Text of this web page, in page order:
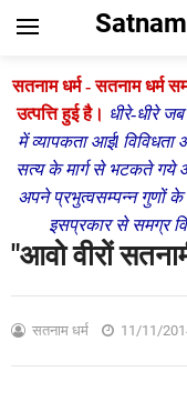
सतनाम धर्म - सतनाम धर्म
उत्पत्ति हुई है। धीरे-धीरे
में व्यापकता आईl
सत्य के मार्ग से भटकते गये और
अपने प्रभुत्वसम्पन्न गुणों के
इसप्रकार से समग्र
"आवो वीरों
सतनाम धर्म 11/11/